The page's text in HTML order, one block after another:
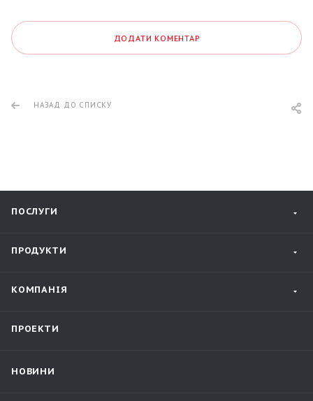
ДОДАТИ КОМЕНТАР
НАЗАД ДО СПИСКУ
ПОСЛУГИ
ПРОДУКТИ
КОМПАНІЯ
ПРОЕКТИ
НОВИНИ